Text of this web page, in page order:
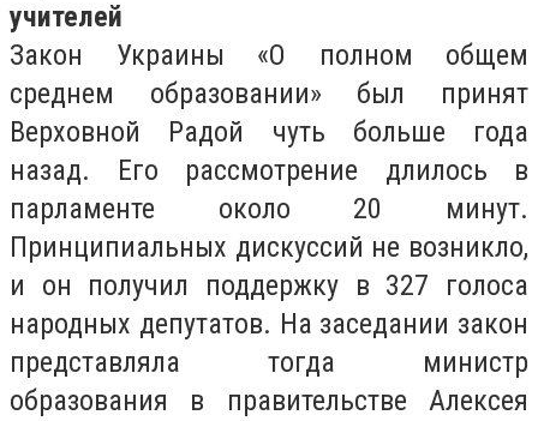
учителей
Закон Украины «О полном общем
среднем образовании» был принят
Верховной Радой чуть больше года
назад. Его рассмотрение длилось в
парламенте около 20 минут.
Принципиальных дискуссий не возникло,
и он получил поддержку в 327 голоса
народных депутатов. На заседании закон
представляла тогда министр
образования в правительстве Алексея